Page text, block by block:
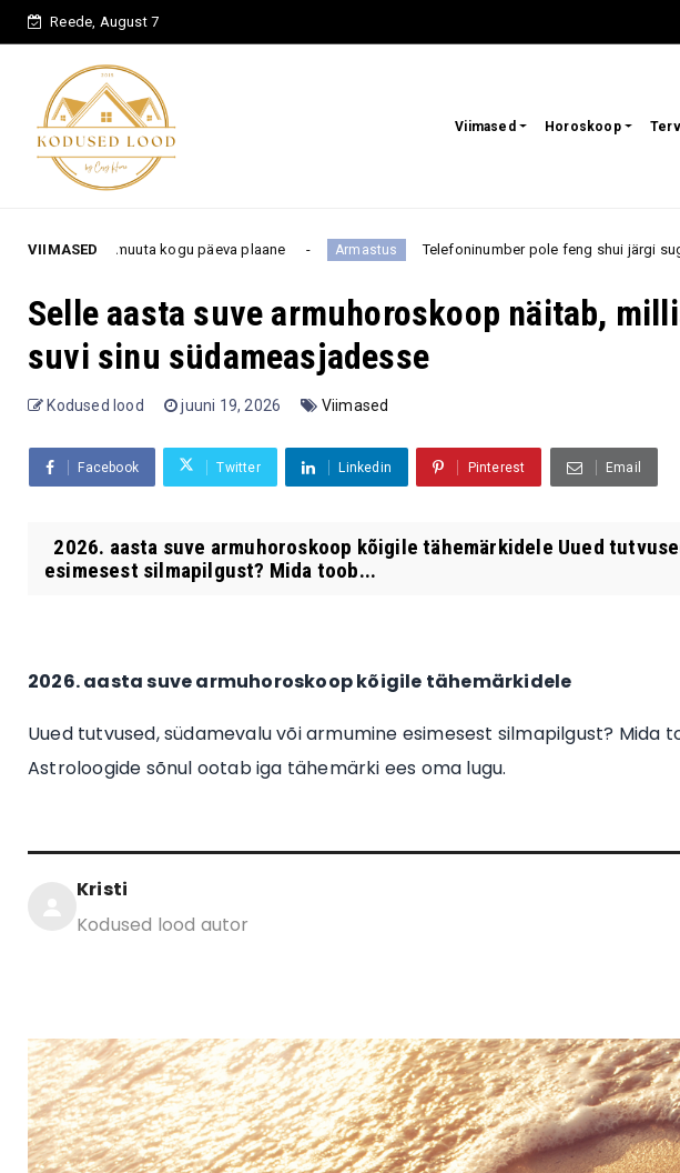
Reede, August 7
Viimased Horoskoop
VIIMASED
muuta kogu päeva plaane Armastus Telefoninumber pole feng shui järgi sugugi juhuslik:
Selle aasta suve armuhoroskoop näitab,
suvi sinu südameasjadesse
Kodused lood juuni 19, 2026 Viimased
Facebook Twitter Linkedin Pinterest Email
2026. aasta suve armuhoroskoop kõigile tähemärkidele Uued
esimesest silmapilgust? Mida toob...
2026. aasta suve armuhoroskoop kõigile tähemärkidele
Uued tutvused, südamevalu või armumine esimesest silmapilgust? Mida
Astroloogide sõnul ootab iga tähemärki ees oma lugu.
Kristi
Kodused lood autor